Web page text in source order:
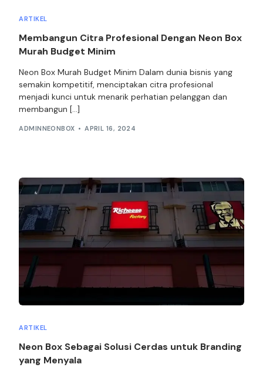
ARTIKEL
Membangun Citra Profesional Dengan Neon Box
Murah Budget Minim
Neon Box Murah Budget Minim Dalam dunia bisnis yang
semakin kompetitif, menciptakan citra profesional
menjadi kunci untuk menarik perhatian pelanggan dan
membangun […]
ADMINNEONBOX APRIL 16, 2024
ARTIKEL
Neon Box Sebagai Solusi Cerdas untuk Branding
yang Menyala